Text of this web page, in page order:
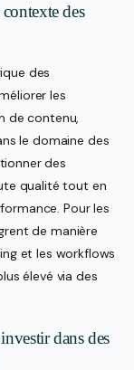
des
des
les
de contenu,
le domaine des
des
qualité tout en
Pour les
de manière
et les workflows
élevé via des
dans des